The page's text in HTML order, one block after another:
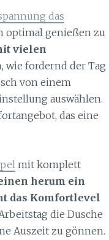
das
optimal genießen zu
vielen
wie fordernd der Tag
von einem
auswählen.
das eine
mit komplett
herum ein
das Komfortlevel
die Dusche
Auszeit zu gönnen.